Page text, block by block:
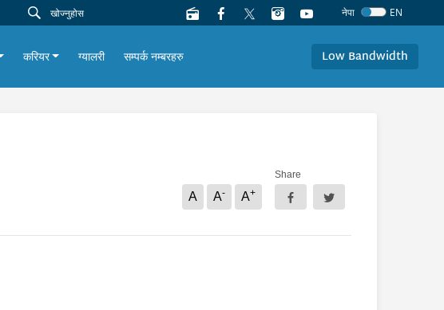
नेपा EN
करियर ग्यालरी सम्पर्क नम्बरहरु Low Bandwidth
A A- A+
Share